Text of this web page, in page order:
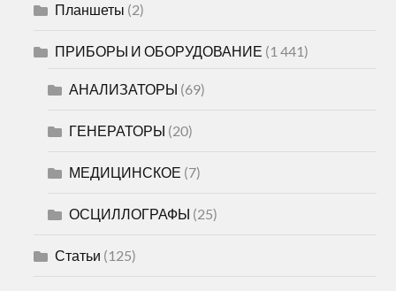
Планшеты (2)
ПРИБОРЫ И ОБОРУДОВАНИЕ (1 441)
АНАЛИЗАТОРЫ (69)
ГЕНЕРАТОРЫ (20)
МЕДИЦИНСКОЕ (7)
ОСЦИЛЛОГРАФЫ (25)
Статьи (125)